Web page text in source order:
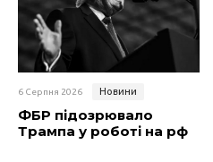
6 Серпня 2026 Новини
ФБР підозрювало
Трампа у роботі на рф